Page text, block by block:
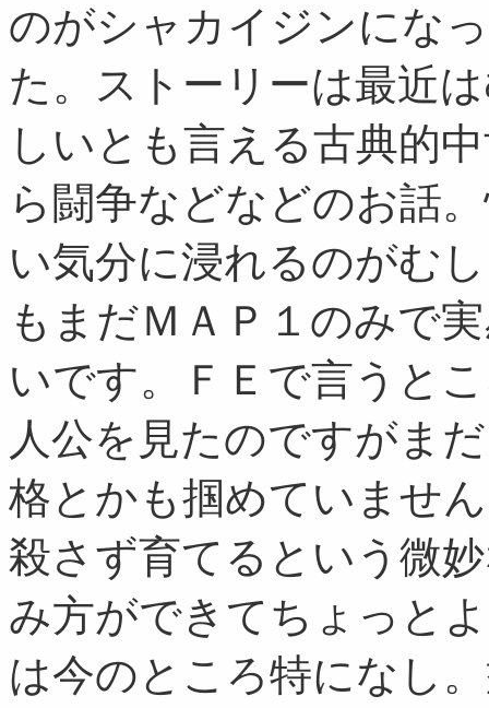
のがシャカイジンにな
た。ストーリーは最近
しいとも言える古典的
ら闘争などなどのお話
い気分に浸れるのがむ
もまだＭＡＰ１のみで
いです。ＦＥで言うと
人公を見たのですがま
格とかも掴めていませ
殺さず育てるという微
み方ができてちょっと
は今のところ特になし